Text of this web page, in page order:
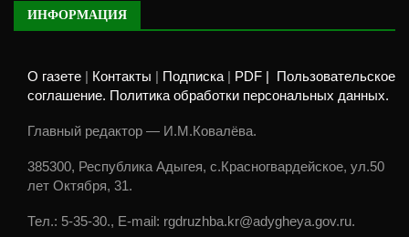
ИНФОРМАЦИЯ
О газете Контакты Подписка PDF |
Пользовательское
соглашение. Политика обработки персональных данных.
Главный редактор — И.М.Ковалёва.
385300, Республика Адыгея, с.Красногвардейское, ул.50
лет Октября, 31.
Тел.: 5-35-30., E-mail: rgdruzhba.kr@adygheya.gov.ru.